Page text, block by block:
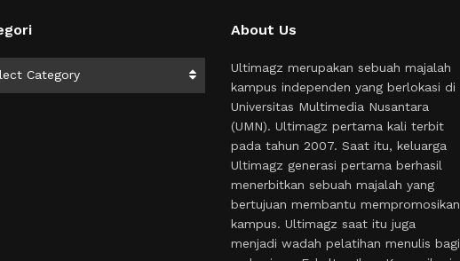
Category
About Us
Ultimagz merupakan sebuah majalah
kampus independen yang berlokasi di
Universitas Multimedia Nusantara
(UMN). Ultimagz pertama kali terbit
pada tahun 2007. Saat itu, keluarga
Ultimagz generasi pertama berhasil
menerbitkan sebuah majalah yang
bertujuan membantu mempromosikan
kampus. Ultimagz saat itu juga
menjadi wadah pelatihan menulis bagi